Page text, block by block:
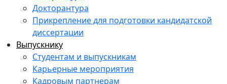
Докторантура
Прикрепление для подготовки кандидатской
диссертации
Выпускнику
Студентам и выпускникам
Карьерные мероприятия
Кадровым партнерам